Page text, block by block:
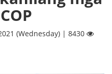
(Wednesday) | 8430